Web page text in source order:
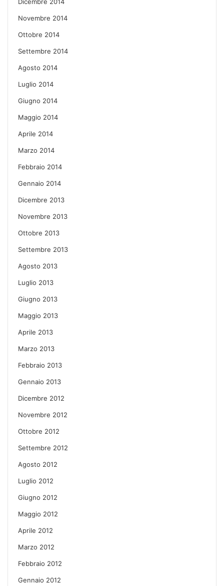
Novembre 2014
Ottobre 2014
Settembre 2014
Agosto 2014
Luglio 2014
Giugno 2014
Maggio 2014
Aprile 2014
Marzo 2014
Febbraio 2014
Gennaio 2014
Dicembre 2013
Novembre 2013
Ottobre 2013
Settembre 2013
Agosto 2013
Luglio 2013
Giugno 2013
Maggio 2013
Aprile 2013
Marzo 2013
Febbraio 2013
Gennaio 2013
Dicembre 2012
Novembre 2012
Ottobre 2012
Settembre 2012
Agosto 2012
Luglio 2012
Giugno 2012
Maggio 2012
Aprile 2012
Marzo 2012
Febbraio 2012
Gennaio 2012